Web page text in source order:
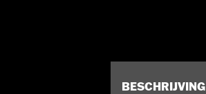
BESCHRIJVING